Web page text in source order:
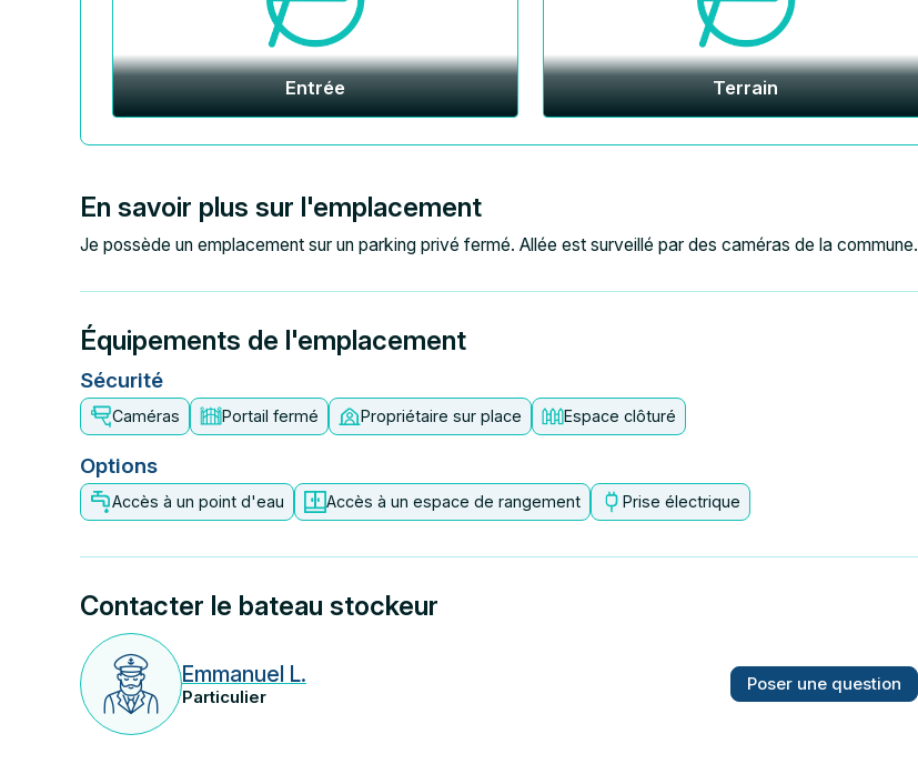
Entrée Terrain
En savoir plus sur l'emplacement
Je possède un emplacement sur un parking privé fermé. Allée est surveillé par des caméras de la commune.
Équipements de l'emplacement
Sécurité
Caméras Portail fermé Propriétaire sur place Espace clôturé
Options
Accès à un point d'eau Accès à un espace de rangement Prise électrique
Contacter le bateau stockeur
Emmanuel L.
Particulier
Poser une question